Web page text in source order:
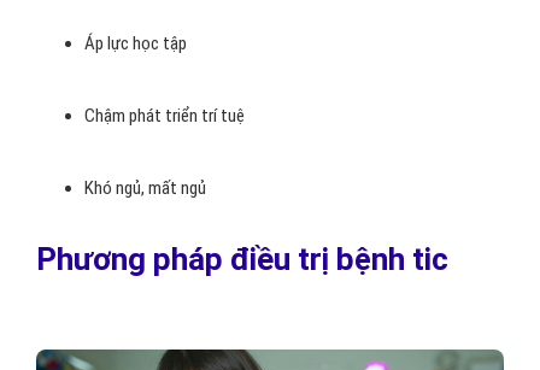
Áp lực học tập
Chậm phát triển trí tuệ
Khó ngủ, mất ngủ
Phương pháp điều trị bệnh tic